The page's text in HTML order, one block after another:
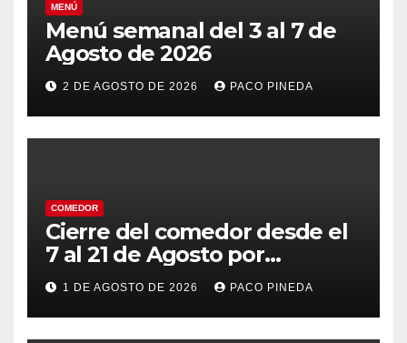
MENÚ
Menú semanal del 3 al 7 de
Agosto de 2026
2 DE AGOSTO DE 2026 PACO PINEDA
COMEDOR
Cierre del comedor desde el
7 al 21 de Agosto por
vacaciones
1 DE AGOSTO DE 2026 PACO PINEDA